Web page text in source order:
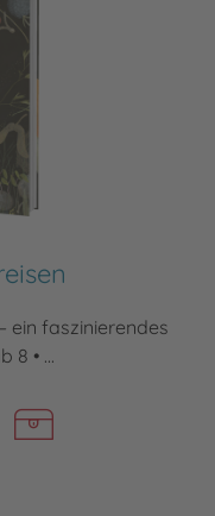
ein faszinierendes
8 • ...